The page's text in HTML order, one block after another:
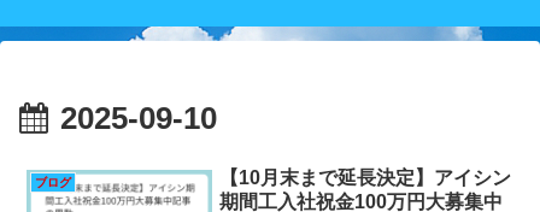
2025-09-10
ブログ
【10月末まで延長決定】アイシン
期間工入社祝金100万円大募集中